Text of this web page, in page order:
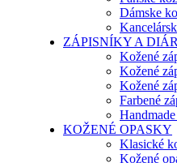
Dámske
ZÁPISNÍKY A
Kožené
Kožené
Kožené
Farbené
KOŽENÉ OPASKY
Klasické
Kožené